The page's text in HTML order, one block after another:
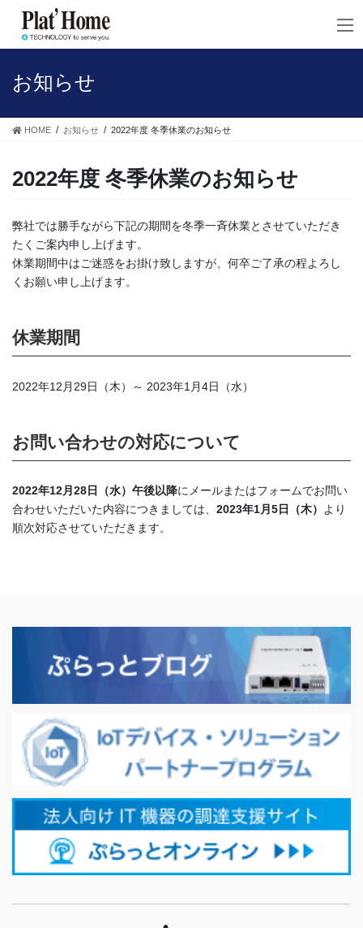
お知らせ
HOME お知らせ 2022年度 冬季休業のお知らせ
2022年度 冬季休業のお知らせ
弊社では勝手ながら下記の期間を冬季一斉休業とさせていただき
たくご案内申し上げます。
休業期間中はご迷惑をお掛け致しますが、何卒ご了承の程よろし
くお願い申し上げます。
休業期間
2022年12月29日（木）～ 2023年1月4日（水）
お問い合わせの対応について
2022年12月28日（水）午後以降にメールまたはフォームでお問い
合わせいただいた内容につきましては、 2023年1月5日（木） より
順次対応させていただきます。